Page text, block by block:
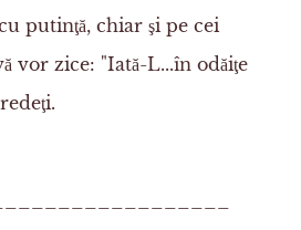
putinţă, chiar şi pe cei
vor zice: "Iată-L...în odăiţe
.